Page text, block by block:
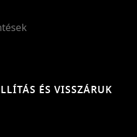
ÉS VISSZÁRUK